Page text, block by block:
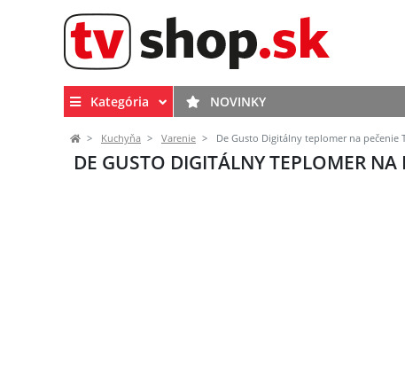
Kategória NOVINKY
Kuchyňa Varenie De Gusto Digitálny teplomer na pečenie
DE GUSTO DIGITÁLNY TEPLOMER NA